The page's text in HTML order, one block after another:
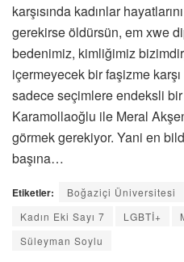
karşısında kadınlar
gerekirse öldürsün, em xwe
bedenimiz, kimliğimiz
içermeyecek bir faşizme
sadece seçimlere endeksli
Karamollaoğlu ile Meral
görmek gerekiyor. Yani en
başına…
Etiketler: Boğaziçi Üniversitesi
Kadın Eki Sayı 7
LGBTİ+
Süleyman Soylu